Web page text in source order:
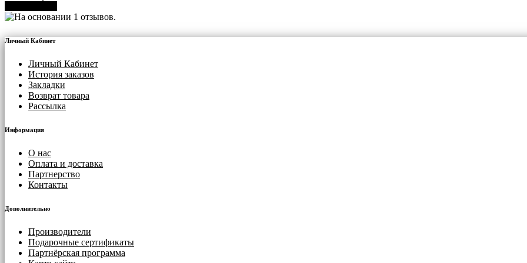
Личный Кабинет
Личный Кабинет
История заказов
Закладки
Возврат товара
Рассылка
Информация
О нас
Оплата и доставка
Партнерство
Контакты
Дополнительно
Производители
Подарочные сертификаты
Партнёрская программа